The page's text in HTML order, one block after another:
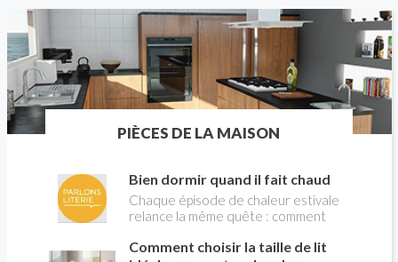
PIÈCES DE LA MAISON
Bien dormir quand il fait chaud
Chaque épisode de chaleur estivale
relance la même quête : comment
beaucoup de Français investissent
Comment choisir la taille de lit